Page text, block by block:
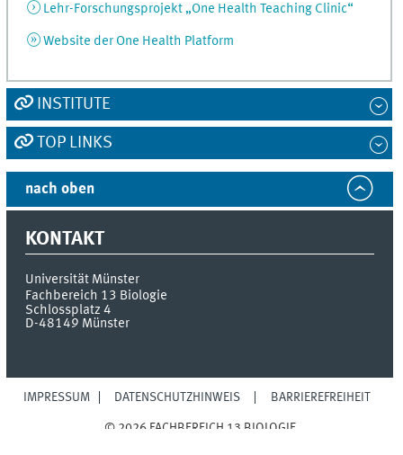
Lehr-Forschungsprojekt „One Health Teaching Clinic“
Website der One Health Platform
INSTITUTE
TOP LINKS
nach oben
KONTAKT
Universität Münster
Fachbereich 13 Biologie
Schlossplatz 4
D-48149 Münster
IMPRESSUM DATENSCHUTZHINWEIS BARRIEREFREIHEIT
© 2026 FACHBEREICH 13 BIOLOGIE